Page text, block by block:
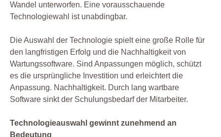
Wandel unterworfen. Eine vorausschauende
Technologiewahl ist unabdingbar.
Die Auswahl der Technologie spielt eine große Rolle für
den langfristigen Erfolg und die Nachhaltigkeit von
Wartungssoftware. Sind Anpassungen möglich, schützt
es die ursprüngliche Investition und erleichtert die
Anpassung. Nachhaltigkeit. Durch lang wartbare
Software sinkt der Schulungsbedarf der Mitarbeiter.
Technologieauswahl gewinnt zunehmend an
Bedeutung